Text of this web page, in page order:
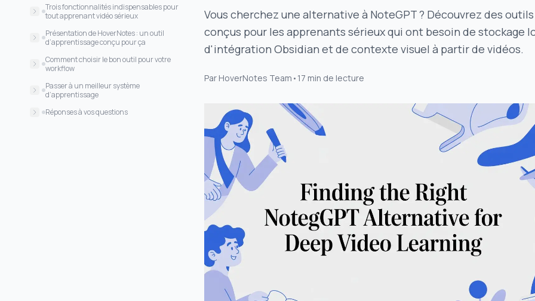
NoteGPT vs. outils dédiés à
l'apprentissage : une comparaison
rapide
Cloud-first vs local-first : la propriété des
données
Un marché fragmenté d’outils
spécialisés
Trois fonctionnalités indispensables pour
tout apprenant vidéo sérieux
1. Capture du contexte visuel
2. Propriété locale des données
3. Support étendu des plateformes
Présentation de HoverNotes : un outil
d’apprentissage conçu pour ça
Capturer ce qui compte vraiment
leur
Comment choisir le bon outil pour votre
workflow
Adapter l’outil à la tâche
Passer à un meilleur système
d’apprentissage
S’intégrer à votre base de
connaissances
Réponses à vos questions
Vous cherchez une alternative à NoteGPT ? Découvrez des outils
conçus pour les apprenants sérieux qui ont besoin de stockage
d'intégration Obsidian et de contexte visuel à partir de vidéos.
Par HoverNotes Team • 17 min de lecture